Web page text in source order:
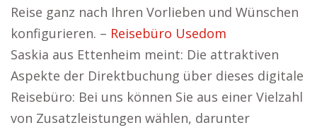
Reise ganz nach Ihren Vorlieben und Wünschen
konfigurieren. – Reisebüro Usedom
Saskia aus Ettenheim meint: Die attraktiven
Aspekte der Direktbuchung über dieses digitale
Reisebüro: Bei uns können Sie aus einer Vielzahl
von Zusatzleistungen wählen, darunter